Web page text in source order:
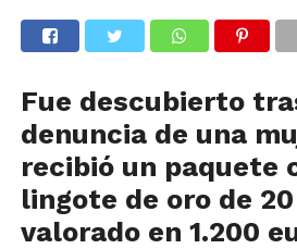
Fue descubierto
denuncia de una
recibió un paquete
lingote de oro de
valorado en 1.200